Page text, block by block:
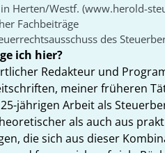
Herten/Westf. (www.herold-
Fachbeiträge
des
ich hier?
Redakteur und
meiner früheren
jährigen Arbeit als
als auch aus
die sich aus dieser